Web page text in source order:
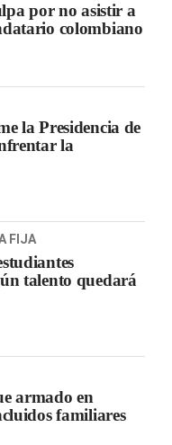
por no asistir a
colombiano
la Presidencia de
la
FIJA
talento quedará
armado en
familiares